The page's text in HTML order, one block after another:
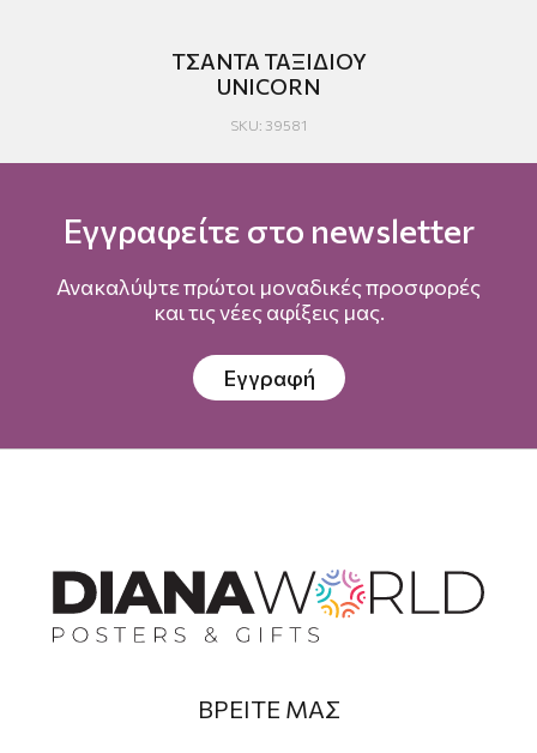
ΤΣΑΝΤΑ ΤΑΞΙΔΙΟΥ
UNICORN
SKU: 39581
Εγγραφείτε στο newsletter
Ανακαλύψτε πρώτοι μοναδικές προσφορές
και τις νέες αφίξεις μας.
Εγγραφή
ΒΡΕΙΤΕ ΜΑΣ